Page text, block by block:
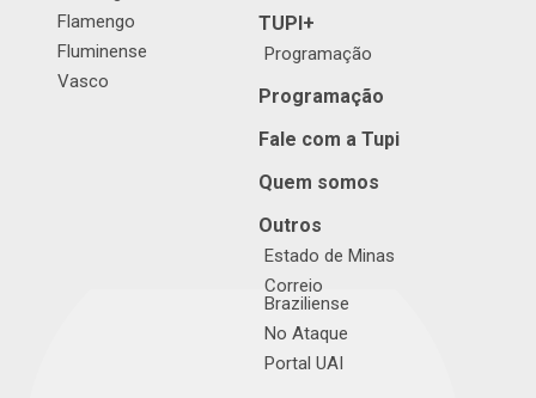
Flamengo
Fluminense
Vasco
TUPI+
Programação
Programação
Fale com a Tupi
Quem somos
Outros
Estado de Minas
Correio
Braziliense
No Ataque
Portal UAI